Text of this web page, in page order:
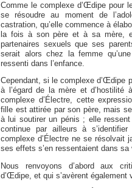
Comme le complexe d’Œdipe pour
se résoudre au moment de
castration, qu’elle commence à
la fois à son père et à sa mère,
partenaires sexuels que ses
serait alors chez la femme
ressenti dans l’enfance.
Cependant, si le complexe d’Œdipe
à l’égard de la mère et d’hostilité
complexe d’Électre, cette
fille est attirée par son père, mais
à lui soutirer un pénis ; elle
continue par ailleurs à
complexe d’Électre ne se résolvait
ses effets s’en ressentaient dans
Nous renvoyons d’abord aux
d’Œdipe, et qui s’avèrent également